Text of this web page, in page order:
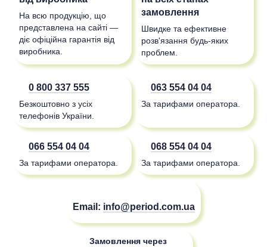
На всю продукцію, що
представлена на сайті —
діє офіційна гарантія від
виробника.
замовлення
Швидке та ефективне
розв'язання будь-яких
проблем.
0 800 337 555
Безкоштовно з усіх
телефонів України.
063 554 04 04
За тарифами оператора.
066 554 04 04
За тарифами оператора.
068 554 04 04
За тарифами оператора.
Email: info@period.com.ua
Замовлення через